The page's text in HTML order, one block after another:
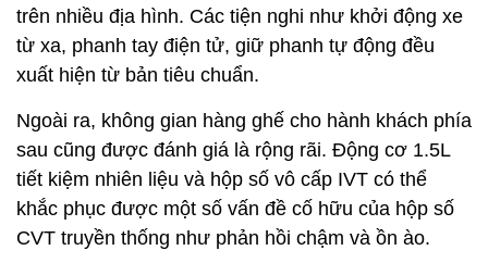
trên nhiều địa hình. Các tiện nghi như khởi động xe
từ xa, phanh tay điện tử, giữ phanh tự động đều
xuất hiện từ bản tiêu chuẩn.
Ngoài ra, không gian hàng ghế cho hành khách phía
sau cũng được đánh giá là rộng rãi. Động cơ 1.5L
tiết kiệm nhiên liệu và hộp số vô cấp IVT có thể
khắc phục được một số vấn đề cố hữu của hộp số
CVT truyền thống như phản hồi chậm và ồn ào.